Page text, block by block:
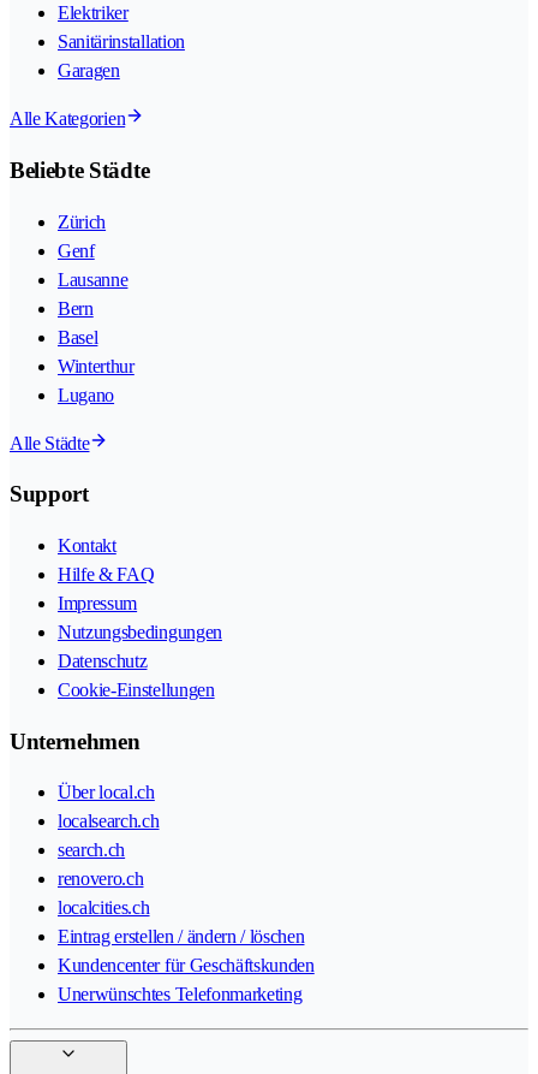
Elektriker
Sanitärinstallation
Garagen
Alle Kategorien
Beliebte Städte
Zürich
Genf
Lausanne
Bern
Basel
Winterthur
Lugano
Alle Städte
Support
Kontakt
Hilfe & FAQ
Impressum
Nutzungsbedingungen
Datenschutz
Cookie-Einstellungen
Unternehmen
Über local.ch
localsearch.ch
search.ch
renovero.ch
localcities.ch
Eintrag erstellen / ändern / löschen
Kundencenter für Geschäftskunden
Unerwünschtes Telefonmarketing